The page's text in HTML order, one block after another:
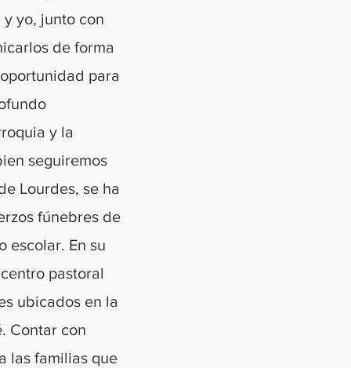
yo, junto con
de forma
para
y la
seguiremos
Lourdes, se ha
fúnebres de
escolar. En su
pastoral
ubicados en la
Contar con
las familias que